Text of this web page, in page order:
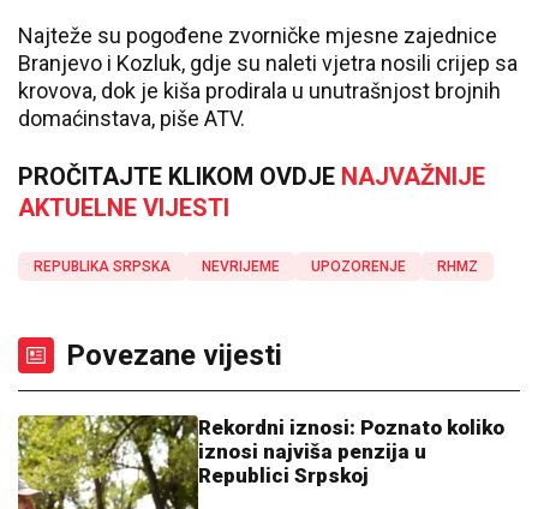
Najteže su pogođene zvorničke mjesne zajednice
Branjevo i Kozluk, gdje su naleti vjetra nosili crijep sa
krovova, dok je kiša prodirala u unutrašnjost brojnih
domaćinstava, piše ATV.
PROČITAJTE KLIKOM OVDJE NAJVAŽNIJE
AKTUELNE VIJESTI
REPUBLIKA SRPSKA NEVRIJEME UPOZORENJE RHMZ
Povezane vijesti
Rekordni iznosi: Poznato koliko
iznosi najviša penzija u
Republici Srpskoj